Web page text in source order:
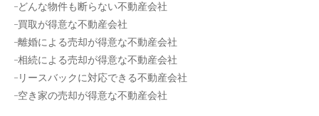
どんな物件も断らない不動産会社
買取が得意な不動産会社
離婚による売却が得意な不動産会社
相続による売却が得意な不動産会社
リースバックに対応できる不動産会社
空き家の売却が得意な不動産会社